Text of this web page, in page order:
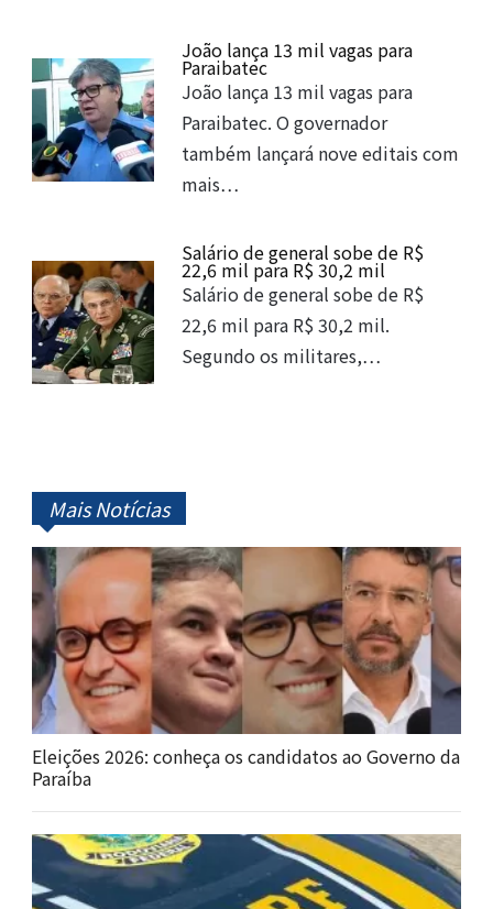
João lança 13 mil vagas para
Paraibatec
João lança 13 mil vagas para
Paraibatec. O governador
também lançará nove editais com
mais…
Salário de general sobe de R$
22,6 mil para R$ 30,2 mil
Salário de general sobe de R$
22,6 mil para R$ 30,2 mil.
Segundo os militares,…
Mais Notícias
Eleições 2026: conheça os candidatos ao Governo da
Paraíba